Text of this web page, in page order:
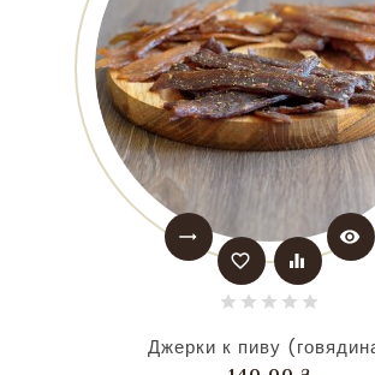
trending_flat
favorite_border
equalizer
visibility
Джерки к пиву